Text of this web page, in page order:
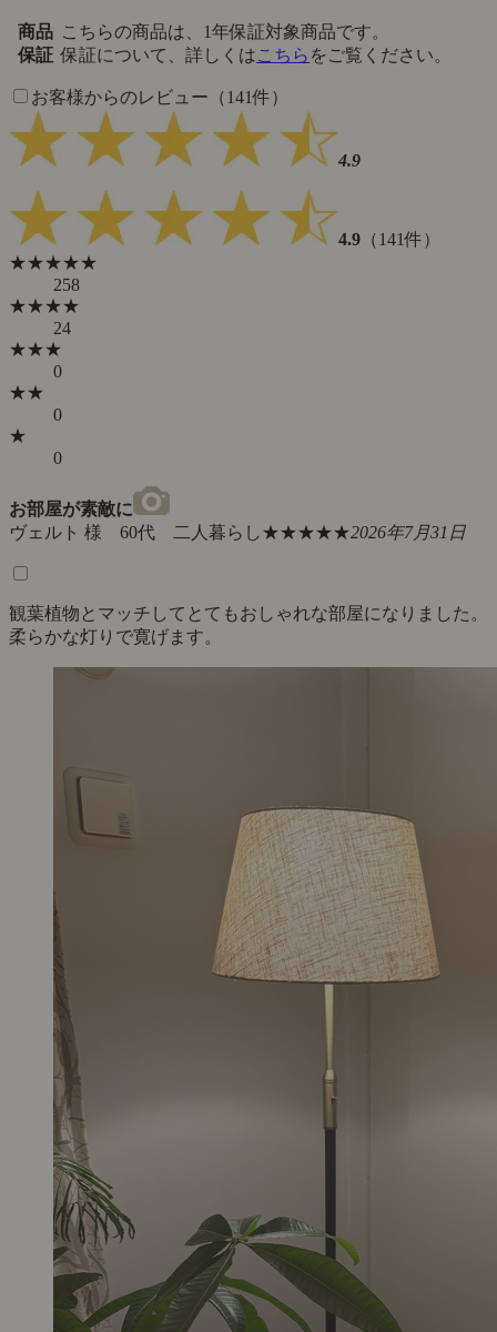
商品
保証
こちらの商品は、1年保証対象商品です。
保証について、詳しくはこちら をご覧ください。
お客様からのレビュー（141件）
4.9
4.9 （141件）
★★★★★
258
★★★★
24
★★★
0
★★
0
★
0
お部屋が素敵に
ヴェルト 様 60代 二人暮らし★★★★★2026年7月31日
観葉植物とマッチしてとてもおしゃれな部屋になりました。
柔らかな灯りで寛げます。